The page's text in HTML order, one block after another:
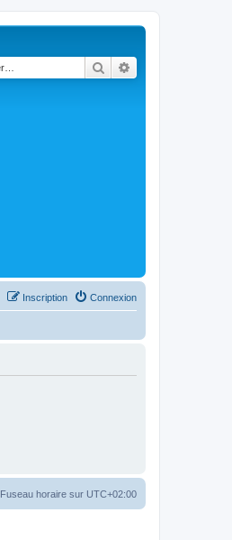
Rechercher
Connexion
Inscription
Fuseau horaire sur UTC+02:00